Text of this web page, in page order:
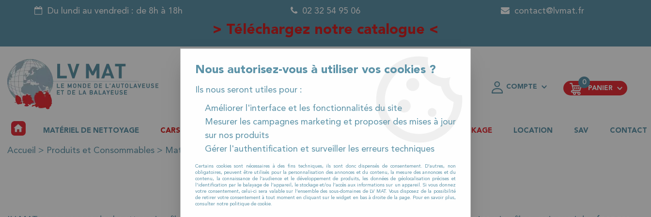
Du lundi au vendredi : de 8h à 18h 02 32 54 95 06 contact@lvmat.fr
> Téléchargez notre catalogue <
COMPTE
0
PANIER
ACCUEILMATÉRIEL DE NETTOYAGE CARSAT PIÈCES DÉTACHÉES DESTOCKAGE LOCATION SAV CONTACT
Accueil > Produits et Consommables > Matériels manuels et consommables >Eponges et abrasifs
EPONGES ET ABRASIFS
Nous autorisez-vous à utiliser vos cookies ?
Ils nous seront utiles pour :
Améliorer l'interface et les fonctionnalités du site
Mesurer les campagnes marketing et proposer des mises à jour
sur nos produits
Gérer l'authentification et surveiller les erreurs techniques
Certains cookies sont nécessaires à des fins techniques, ils sont donc dispensés de consentement. D'autres, non
obligatoires, peuvent être utilisés pour la personnalisation des annonces et du contenu, la mesure des annonces et du
contenu, la connaissance de l'audience et le développement de produits, les données de géolocalisation précises et
l'identification par le balayage de l'appareil, le stockage et/ou l'accès aux informations sur un appareil. Si vous donnez
votre consentement, celui-ci sera valable sur l’ensemble des sous-domaines de LV MAT. Vous disposez de la possibilité
de retirer votre consentement à tout moment en cliquant sur le widget en bas à droite de la page. Pour en savoir plus,
consulter notre politique de cookie.